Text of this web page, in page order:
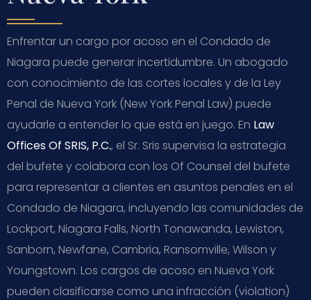
Enfrentar un cargo por acoso en el Condado de
Niagara puede generar incertidumbre. Un abogado
con conocimiento de las cortes locales y de la Ley
Penal de Nueva York (New York Penal Law) puede
ayudarle a entender lo que está en juego. En Law
Offices Of SRIS, P.C., el Sr. Sris supervisa la estrategia
del bufete y colabora con los Of Counsel del bufete
para representar a clientes en asuntos penales en el
Condado de Niagara, incluyendo las comunidades de
Lockport, Niagara Falls, North Tonawanda, Lewiston,
Sanborn, Newfane, Cambria, Ransomville, Wilson y
Youngstown. Los cargos de acoso en Nueva York
pueden clasificarse como una infracción (violation)